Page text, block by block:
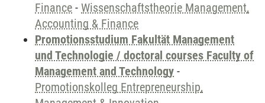
Finance - Wissenschaftstheorie Management,
Accounting & Finance
Promotionsstudium Fakultät Management
und Technologie / doctoral courses Faculty of
Management and Technology -
Promotionskolleg Entrepreneurship,